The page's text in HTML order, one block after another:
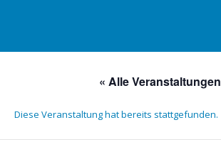
« Alle Veranstaltungen
Diese Veranstaltung hat bereits stattgefunden.